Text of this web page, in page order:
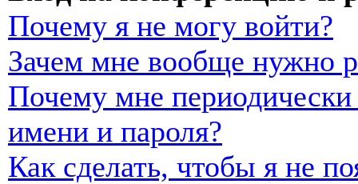
Почему я не могу войти?
Зачем мне вообще нужно
Почему мне периодически
имени и пароля?
Как сделать, чтобы я не